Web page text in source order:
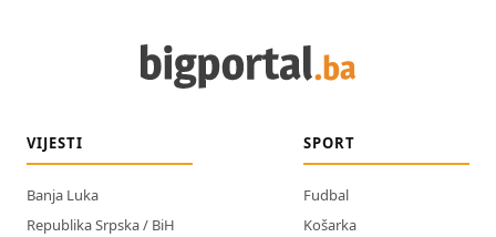
VIJESTI
Banja Luka
Republika Srpska / BiH
SPORT
Fudbal
Košarka